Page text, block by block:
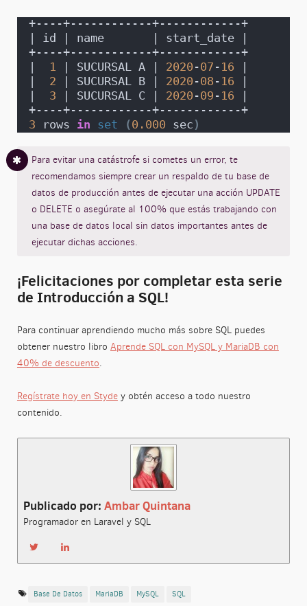
+----+------------+------------+
| id | name       | start_date |
+----+------------+------------+
|
1 | SUCURSAL A | 2020 -07 - 16 |
| 2 | SUCURSAL B | 2020 -08 - 16 |
| 3 | SUCURSAL C | 2020 -09 - 16 |
+----+------------+------------+
3 rows in set (0.000 sec )
Para evitar una catástrofe si cometes un error, te
recomendamos siempre crear un respaldo de tu base de
datos de producción antes de ejecutar una acción UPDATE
o DELETE o asegúrate al 100% que estás trabajando con
una base de datos local sin datos importantes antes de
ejecutar dichas acciones.
¡Felicitaciones por completar esta serie
de Introducción a SQL!
Para continuar aprendiendo mucho más sobre SQL puedes
obtener nuestro libro Aprende SQL con MySQL y MariaDB con
40% de descuento.
Regístrate hoy en Stydey obtén acceso a todo nuestro
contenido.
Publicado por: Ambar Quintana
Programador en Laravel y SQL
Base De Datos MariaDB MySQL SQL